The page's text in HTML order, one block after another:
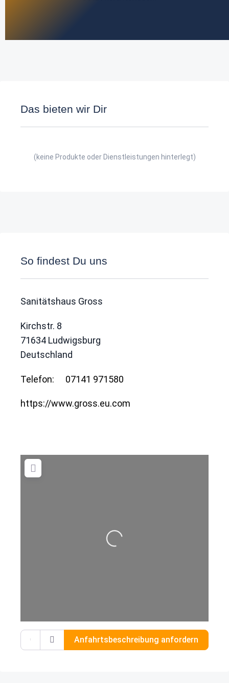
Das bieten wir Dir
(keine Produkte oder Dienstleistungen hinterlegt)
So findest Du uns
Sanitätshaus Gross
Kirchstr. 8
71634 Ludwigsburg
Deutschland
Telefon: 07141 971580
https://www.gross.eu.com
Wird geladen …
Gib deinen Standort ein.
Anfahrtsbeschreibung anfordern